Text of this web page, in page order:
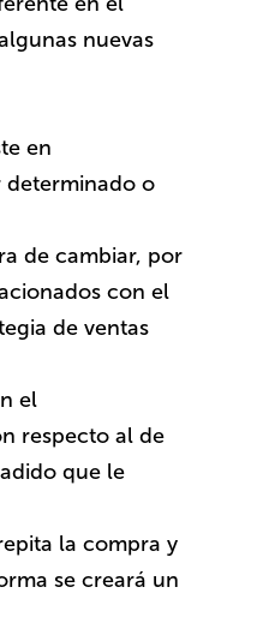
nuevas
en
o
de cambiar, por
con el
de ventas
el
respecto al de
que le
la compra y
se creará un